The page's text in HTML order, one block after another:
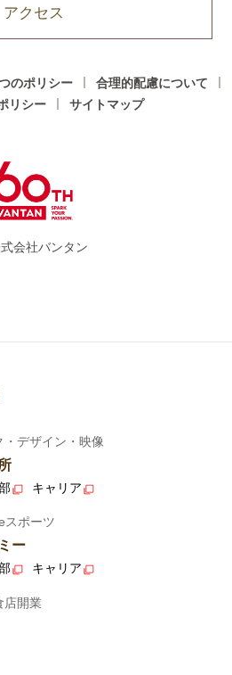
アクセス
のポリシー
合理的配慮について
リシー
サイトマップ
会社バンタン
デザイン・映像
キャリア
スポーツ
ー
キャリア
店開業